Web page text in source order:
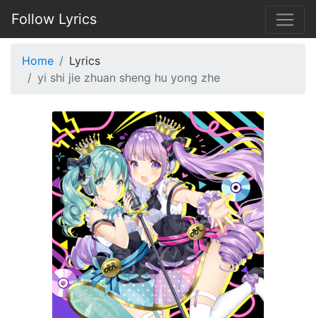
Follow Lyrics
Home
Lyrics
yi shi jie zhuan sheng hu yong zhe